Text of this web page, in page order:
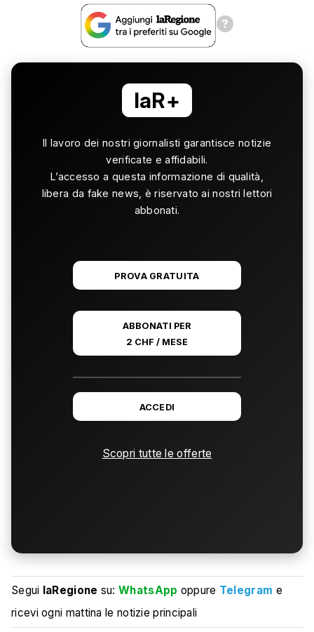
laR+
Il lavoro dei nostri giornalisti garantisce notizie
verificate e affidabili.
L’accesso a questa informazione di qualità,
libera da fake news, è riservato ai nostri lettori
abbonati.
PROVA GRATUITA
ABBONATI PER
2 CHF / MESE
ACCEDI
Scopri tutte le offerte
Segui laRegione su:WhatsApp oppure Telegram e
ricevi ogni mattina le notizie principali